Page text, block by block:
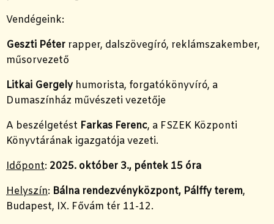
Vendégeink:
Geszti Péter rapper, dalszövegíró, reklámszakember,
műsorvezető
Litkai Gergelyhumorista, forgatókönyvíró, a
Dumaszínház művészeti vezetője
A beszélgetést Farkas Ferenc, a FSZEK Központi
Könyvtárának igazgatója vezeti.
Időpont: 2025. október 3., péntek 15 óra
Helyszín: Bálna rendezvényközpont, Pálffy terem,
Budapest, IX. Fővám tér 11-12.